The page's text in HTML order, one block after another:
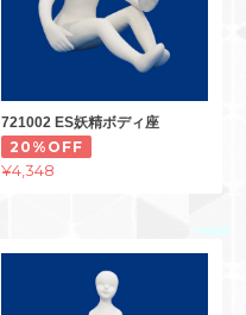
721002 ES妖精ボディ座
20%OFF
¥4,348